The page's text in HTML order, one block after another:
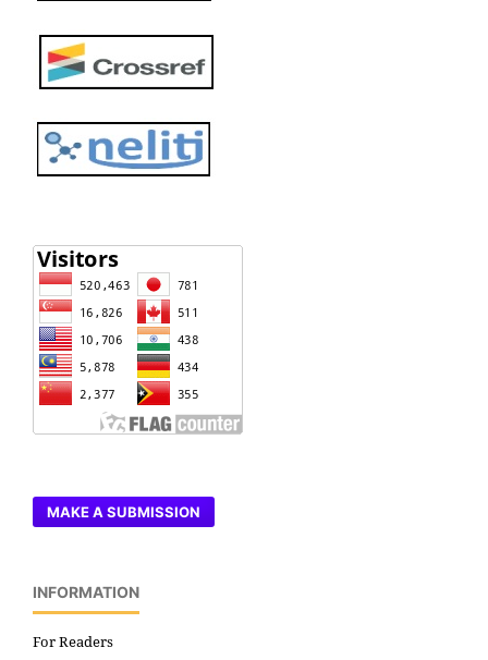
MAKE A SUBMISSION
INFORMATION
For Readers